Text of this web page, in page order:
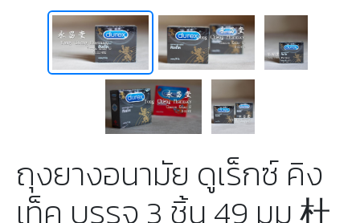
ถุงยางอนามัย ดูเร็กซ์ คิง
เท็ค บรรจุ 3 ชิ้น 49 มม 杜